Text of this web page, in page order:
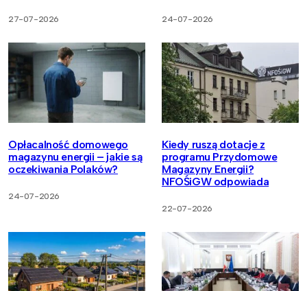
27-07-2026 24-07-2026
Opłacalność domowego
magazynu energii – jakie są
oczekiwania Polaków?
24-07-2026
Kiedy ruszą dotacje z
programu Przydomowe
Magazyny Energii?
NFOŚiGW odpowiada
22-07-2026